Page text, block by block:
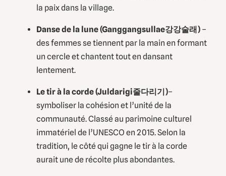
la paix dans la village.
Danse de la lune (Ganggangsullae강강술래) –
des femmes se tiennent par la main en formant
un cercle et chantent tout en dansant
lentement.
Le tir à la corde (Juldarigi줄다리기)–
symboliser la cohésion et l’unité de la
communauté. Classé au parimoine culturel
immatériel de l’UNESCO en 2015. Selon la
tradition, le côté qui gagne le tir à la corde
aurait une de récolte plus abondantes.